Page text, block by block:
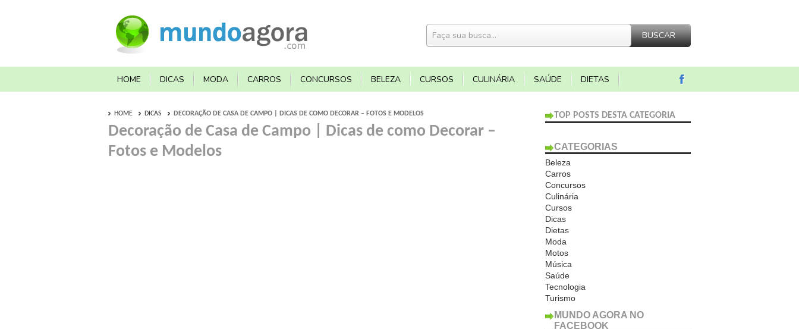
HOME DICAS MODA CARROS CONCURSOS BELEZA CURSOS CULINÁRIA SAÚDE DIETAS
HOME DICAS DECORAÇÃO DE CASA DE CAMPO | DICAS DE COMO DECORAR – FOTOS E MODELOS
Decoração de Casa de Campo | Dicas de como Decorar –
Fotos e Modelos
TOP POSTS DESTA CATEGORIA
CATEGORIAS
Beleza
Carros
Concursos
Culinária
Cursos
Dicas
Dietas
Moda
Motos
Música
Saúde
Tecnologia
Turismo
MUNDO AGORA NO
FACEBOOK